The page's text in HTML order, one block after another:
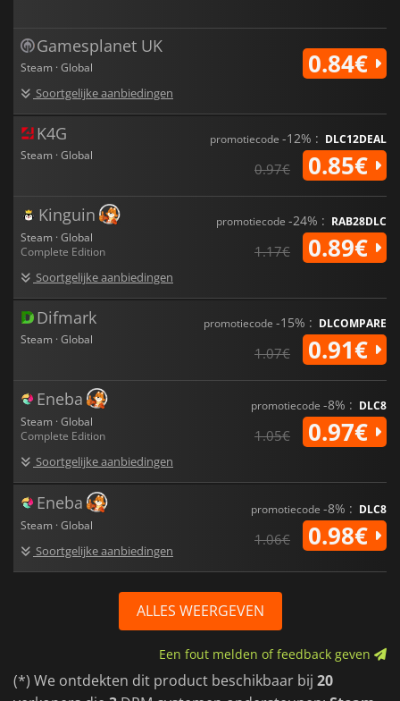
Gamesplanet UK
Steam · Global
Soortgelijke aanbiedingen
0.84€
K4G
Steam · Global
promotiecode -12% : DLC12DEAL
0.97€ 0.85€
Kinguin
Steam · Global
Complete Edition
Soortgelijke aanbiedingen
promotiecode -24% : RAB28DLC
1.17€ 0.89€
Difmark
Steam · Global
promotiecode -15% : DLCOMPARE
1.07€ 0.91€
Eneba
Steam · Global
Complete Edition
Soortgelijke aanbiedingen
promotiecode -8% : DLC8
1.05€ 0.97€
Eneba
Steam · Global
Soortgelijke aanbiedingen
promotiecode -8% : DLC8
1.06€ 0.98€
ALLES WEERGEVEN
Een fout melden of feedback geven
(*) We ontdekten dit product beschikbaar bij 20